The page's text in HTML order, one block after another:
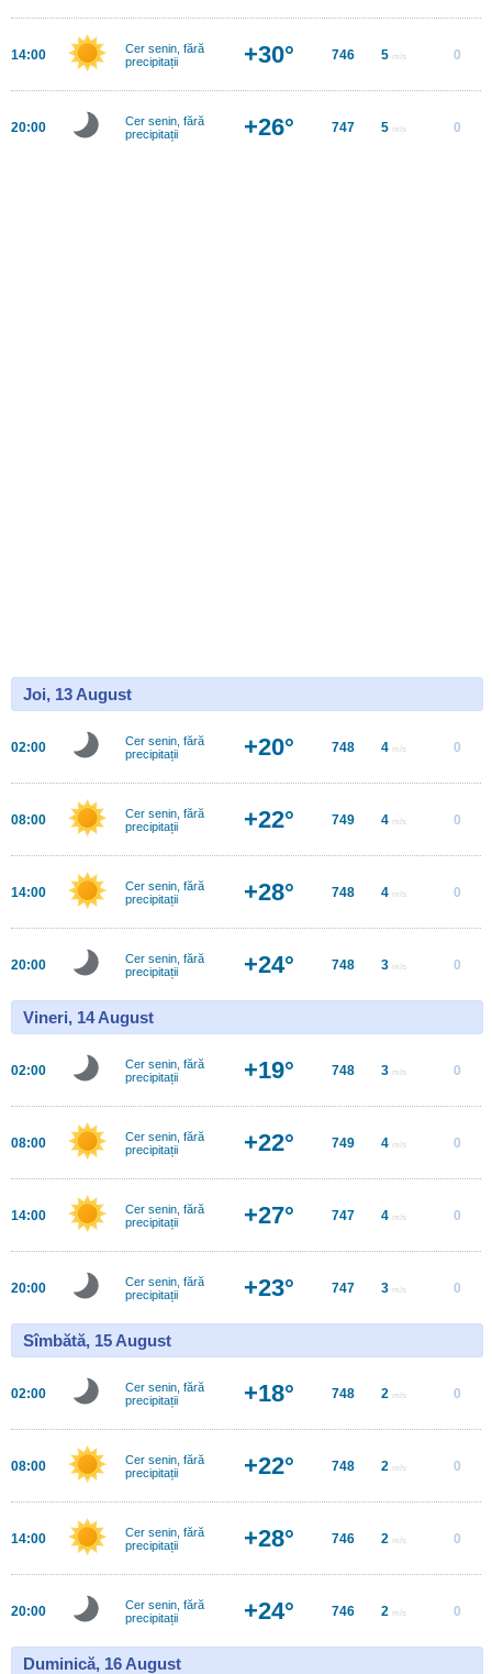
14:00
Cer senin, fără
precipitații
+30° 746 5 m/s 0
20:00
Cer senin, fără
precipitații
+26° 747 5 m/s 0
Joi, 13 August
02:00
Cer senin, fără
precipitații
+20° 748 4 m/s 0
08:00
Cer senin, fără
precipitații
+22° 749 4 m/s 0
14:00
Cer senin, fără
precipitații
+28° 748 4 m/s 0
20:00
Cer senin, fără
precipitații
+24° 748 3 m/s 0
Vineri, 14 August
02:00
Cer senin, fără
precipitații
+19° 748 3 m/s 0
08:00
Cer senin, fără
precipitații
+22° 749 4 m/s 0
14:00
Cer senin, fără
precipitații
+27° 747 4 m/s 0
20:00
Cer senin, fără
precipitații
+23° 747 3 m/s 0
Sîmbătă, 15 August
02:00
Cer senin, fără
precipitații
+18° 748 2 m/s 0
08:00
Cer senin, fără
precipitații
+22° 748 2 m/s 0
14:00
Cer senin, fără
precipitații
+28° 746 2 m/s 0
20:00
Cer senin, fără
precipitații
+24° 746 2 m/s 0
Duminică, 16 August